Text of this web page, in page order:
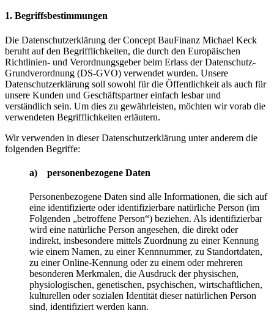
1. Begriffsbestimmungen
Die Datenschutzerklärung der Concept BauFinanz Michael Keck
beruht auf den Begrifflichkeiten, die durch den Europäischen
Richtlinien- und Verordnungsgeber beim Erlass der Datenschutz-
Grundverordnung (DS-GVO) verwendet wurden. Unsere
Datenschutzerklärung soll sowohl für die Öffentlichkeit als auch für
unsere Kunden und Geschäftspartner einfach lesbar und
verständlich sein. Um dies zu gewährleisten, möchten wir vorab die
verwendeten Begrifflichkeiten erläutern.
Wir verwenden in dieser Datenschutzerklärung unter anderem die
folgenden Begriffe:
a) personenbezogene Daten
Personenbezogene Daten sind alle Informationen, die sich auf
eine identifizierte oder identifizierbare natürliche Person (im
Folgenden „betroffene Person“) beziehen. Als identifizierbar
wird eine natürliche Person angesehen, die direkt oder
indirekt, insbesondere mittels Zuordnung zu einer Kennung
wie einem Namen, zu einer Kennnummer, zu Standortdaten,
zu einer Online-Kennung oder zu einem oder mehreren
besonderen Merkmalen, die Ausdruck der physischen,
physiologischen, genetischen, psychischen, wirtschaftlichen,
kulturellen oder sozialen Identität dieser natürlichen Person
sind, identifiziert werden kann.